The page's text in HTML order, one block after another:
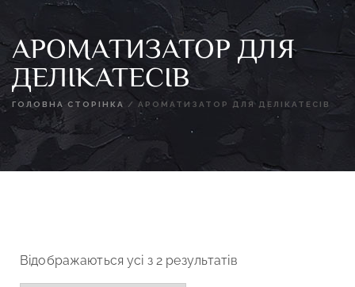
АРОМАТИЗАТОР ДЛЯ
ДЕЛІКАТЕСІВ
ГОЛОВНА СТОРІНКА / АРОМАТИЗАТОР ДЛЯ ДЕЛІКАТЕСІВ
Відображаються усі з 2 результатів